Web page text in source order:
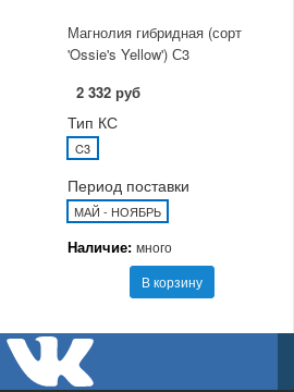
Магнолия гибридная (сорт
'Ossie's Yellow') С3
2 332 руб
Тип КС
C3
Период поставки
МАЙ - НОЯБРЬ
Наличие: много
В корзину